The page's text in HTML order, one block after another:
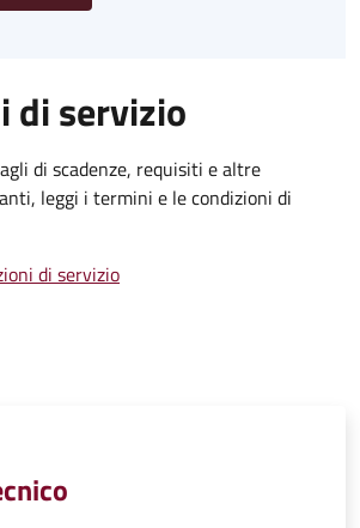
di servizio
di scadenze, requisiti e altre
leggi i termini e le condizioni di
di servizio